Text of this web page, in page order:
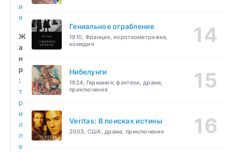
и
я
Ж
а
н
р
:
т
р
и
л
л
е
Гениальное ограбление
1910, Франция, короткометражка,
комедия
Нибелунги
1924, Германия, фэнтези, драма,
приключения
Veritas: В поисках истины
2003, США, драма, приключения